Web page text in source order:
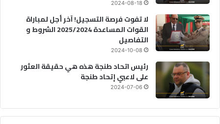
2024-08-18
لا تفوت فرصة التسجيل! آخر أجل لمباراة
القوات المساعدة 2025/2024 الشروط و
التفاصيل
2024-10-08
رئيس اتحاد طنجة هذه هي حقيقة العثور
على لاعبي إتحاد طنجة
2024-07-06